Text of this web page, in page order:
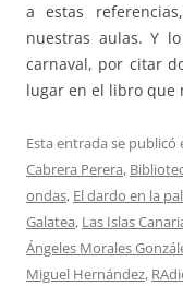
a estas
nuestras aulas. Y
carnaval, por citar
lugar en el libro que
Esta entrada se publicó
Cabrera Perera,
ondas, El dardo en la
Galatea, Las Islas
Ángeles Morales
Miguel Hernández,